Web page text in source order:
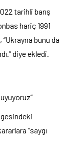
tarihli barış
hariç 1991
“Ukrayna bunu da
diye ekledi.
“saygı